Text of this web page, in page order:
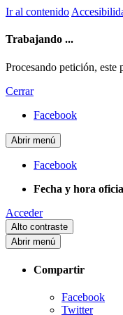
Ir al contenido
Trabajando ...
Procesando petición, este
Cerrar
Facebook
Abrir menú
Facebook
Fecha y hora
Acceder
Alto contraste
Abrir menú
Compartir
Facebook
Twitter